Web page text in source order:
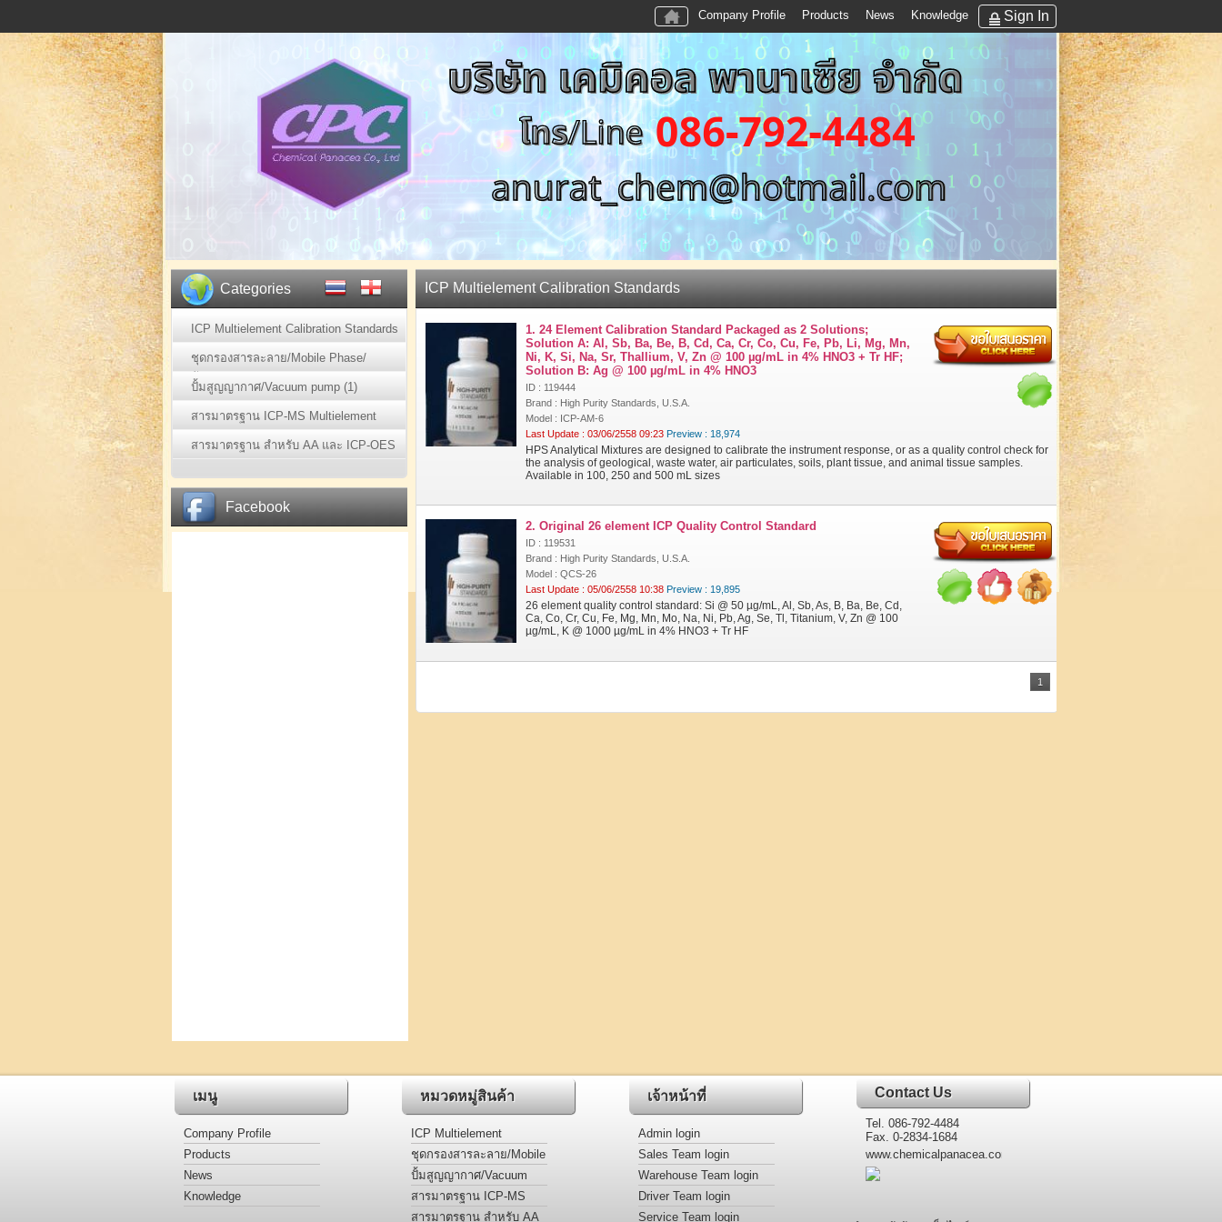
Company Profile Products News Knowledge Sign In
ICP Multielement Calibration Standards
1. 24 Element Calibration Standard Packaged as 2 Solutions;
Solution A: Al, Sb, Ba, Be, B, Cd, Ca, Cr, Co, Cu, Fe, Pb, Li, Mg, Mn,
Ni, K, Si, Na, Sr, Thallium, V, Zn @ 100 µg/mL in 4% HNO3 + Tr HF;
Solution B: Ag @ 100 µg/mL in 4% HNO3
ID : 119444
Brand : High Purity Standards, U.S.A.
Model : ICP-AM-6
Last Update : 03/06/2558 09:23 Preview : 18,974
HPS Analytical Mixtures are designed to calibrate the instrument response, or as a quality control check for
the analysis of geological, waste water, air particulates, soils, plant tissue, and animal tissue samples.
Available in 100, 250 and 500 mL sizes
2. Original 26 element ICP Quality Control Standard
ID : 119531
Brand : High Purity Standards, U.S.A.
Model : QCS-26
Last Update : 05/06/2558 10:38 Preview : 19,895
26 element quality control standard: Si @ 50 µg/mL, Al, Sb, As, B, Ba, Be, Cd,
Ca, Co, Cr, Cu, Fe, Mg, Mn, Mo, Na, Ni, Pb, Ag, Se, Tl, Titanium, V, Zn @ 100
µg/mL, K @ 1000 µg/mL in 4% HNO3 + Tr HF
1
Categories
ICP Multielement Calibration Standards
ชุดกรองสารละลาย/Mobile Phase/
ตัวอย่าง (1)
ปั้มสูญญากาศ/Vacuum pump (1)
สารมาตรฐาน ICP-MS Multielement
สารมาตรฐาน สำหรับ AA และ ICP-OES
Facebook
เมนู
Company Profile
Products
News
Knowledge
หมวดหมู่สินค้า
ICP Multielement
Calibration Standards
ชุดกรองสารละลาย/Mobile
Phase/ตัวอย่าง
ปั้มสูญญากาศ/Vacuum
pump
สารมาตรฐาน ICP-MS
Multielement Standards
สารมาตรฐาน สำหรับ AA
เจ้าหน้าที่
Admin login
Sales Team login
Warehouse Team login
Driver Team login
Service Team login
Contact Us
Tel. 086-792-4484
Fax. 0-2834-1684
www.chemicalpanacea.com